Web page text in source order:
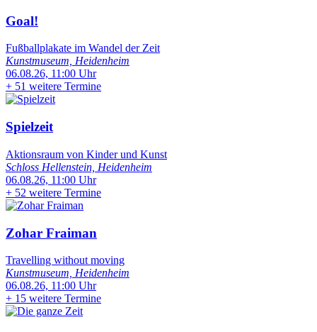
Goal!
Fußballplakate im Wandel der Zeit
Kunstmuseum, Heidenheim
06.08.26, 11:00 Uhr
+ 51 weitere Termine
Spielzeit
Aktionsraum von Kinder und Kunst
Schloss Hellenstein, Heidenheim
06.08.26, 11:00 Uhr
+ 52 weitere Termine
Zohar Fraiman
Travelling without moving
Kunstmuseum, Heidenheim
06.08.26, 11:00 Uhr
+ 15 weitere Termine